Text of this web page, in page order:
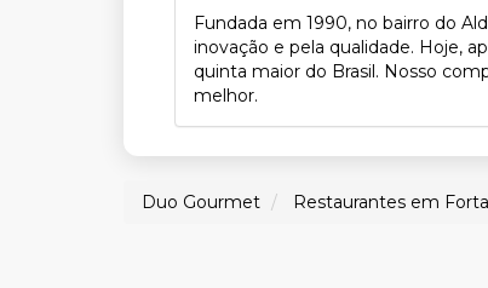
Fundada em 1990, no bairro do
inovação e pela qualidade. Hoje,
quinta maior do Brasil. Nosso
melhor.
Duo Gourmet Restaurantes em